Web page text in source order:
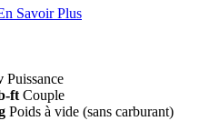
Savoir Plus
Puissance
ft Couple
Poids à vide (sans carburant)